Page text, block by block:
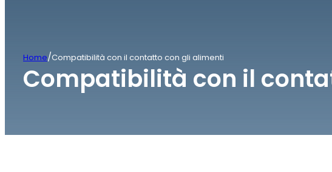
Home/Compatibilità con il contatto con gli alimenti
Compatibilità con il